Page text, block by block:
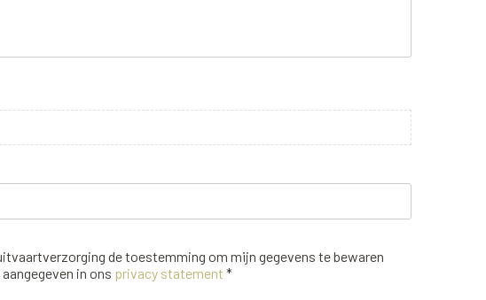
de toestemming om mijn gegevens te bewaren
in ons privacy statement *